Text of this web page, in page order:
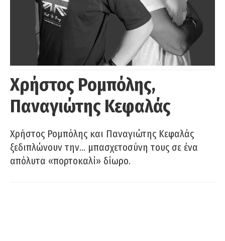
Χρήστος Ρομπόλης,
Παναγιώτης Κεφαλάς
Χρήστος Ρομπόλης και Παναγιώτης Κεφαλάς
ξεδιπλώνουν την… μπασχετοσύνη τους σε ένα
απόλυτα «πορτοκαλί» δίωρο.